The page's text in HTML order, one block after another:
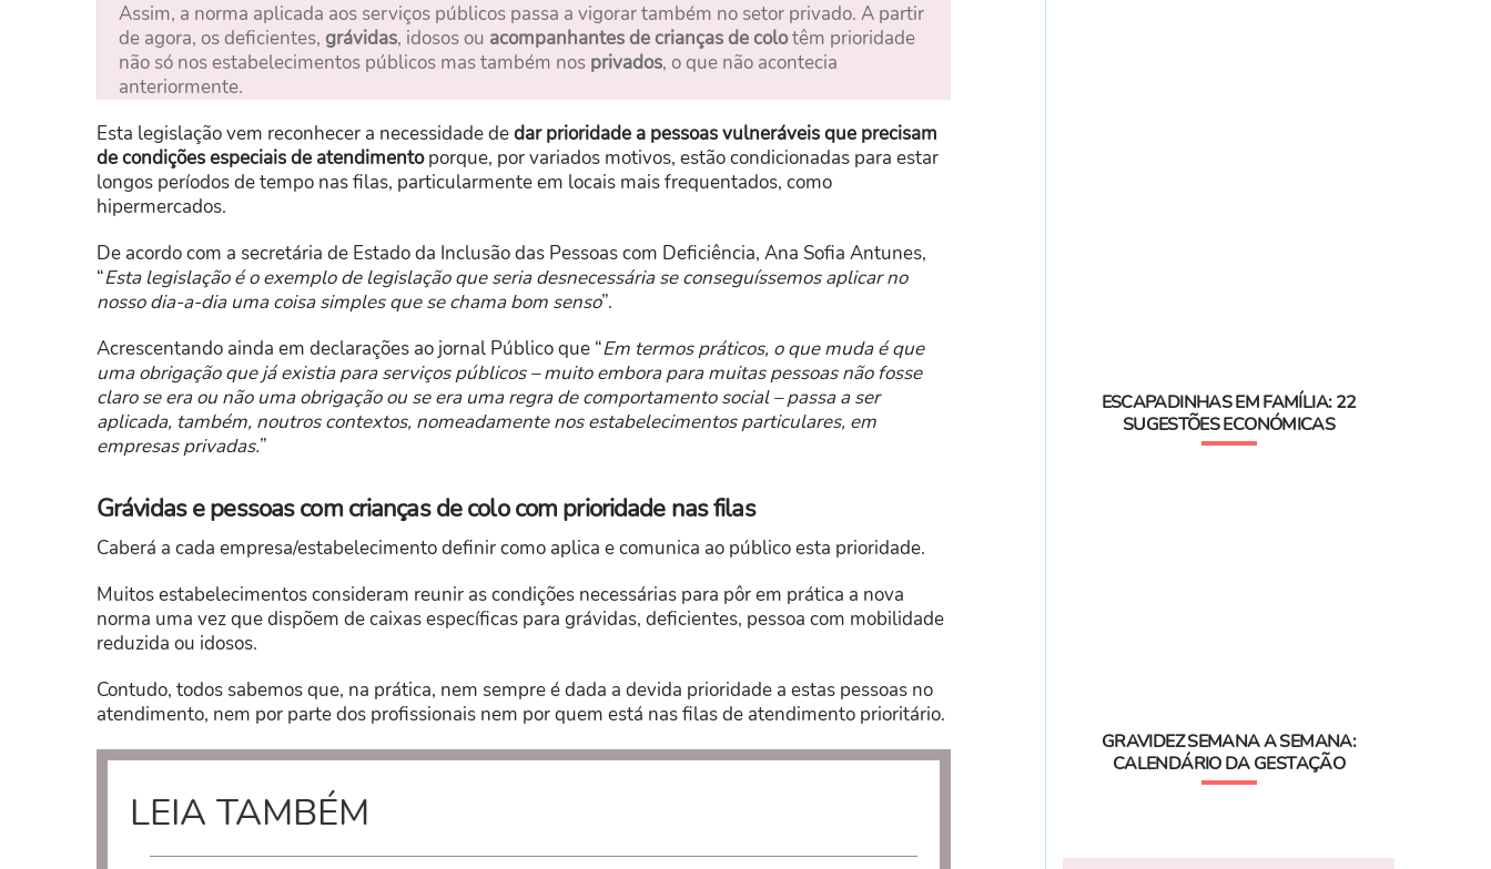
Assim, a norma aplicada aos serviços públicos passa a vigorar também no setor privado. A partir
de agora, os deficientes, grávidas, idosos ou acompanhantes de crianças de colotêm prioridade
não só nos estabelecimentos públicos mas também nos privados, o que não acontecia
anteriormente.
Esta legislação vem reconhecer a necessidade dedar prioridade a pessoas vulneráveis que precisam
de condições especiais de atendimentoporque, por variados motivos, estão condicionadas para estar
longos períodos de tempo nas filas, particularmente em locais mais frequentados, como
hipermercados.
De acordo com a secretária de Estado da Inclusão das Pessoas com Deficiência, Ana Sofia Antunes,
“Esta legislação é o exemplo de legislação que seria desnecessária se conseguíssemos aplicar no
nosso dia-a-dia uma coisa simples que se chama bom senso”.
Acrescentando ainda em declarações ao jornal Público que “Em termos práticos, o que muda é que
uma obrigação que já existia para serviços públicos – muito embora para muitas pessoas não fosse
claro se era ou não uma obrigação ou se era uma regra de comportamento social – passa a ser
aplicada, também, noutros contextos, nomeadamente nos estabelecimentos particulares, em
empresas privadas.”
Grávidas e pessoas com crianças de colo com prioridade nas filas
Caberá a cada empresa/estabelecimento definir como aplica e comunica ao público esta prioridade.
Muitos estabelecimentos consideram reunir as condições necessárias para pôr em prática a nova
norma uma vez que dispõem de caixas específicas para grávidas, deficientes, pessoa com mobilidade
reduzida ou idosos.
Contudo, todos sabemos que, na prática, nem sempre é dada a devida prioridade a estas pessoas no
atendimento, nem por parte dos profissionais nem por quem está nas filas de atendimento prioritário.
LEIA TAMBÉM
ESCAPADINHAS EM FAMÍLIA: 22
SUGESTÕES ECONÓMICAS
GRAVIDEZ SEMANA A SEMANA:
CALENDÁRIO DA GESTAÇÃO